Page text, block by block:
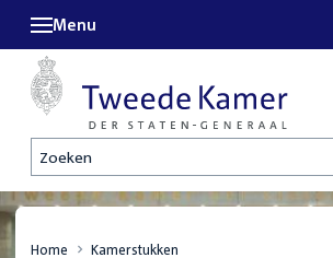
Zoeken
Menu
Home Kamerstukken